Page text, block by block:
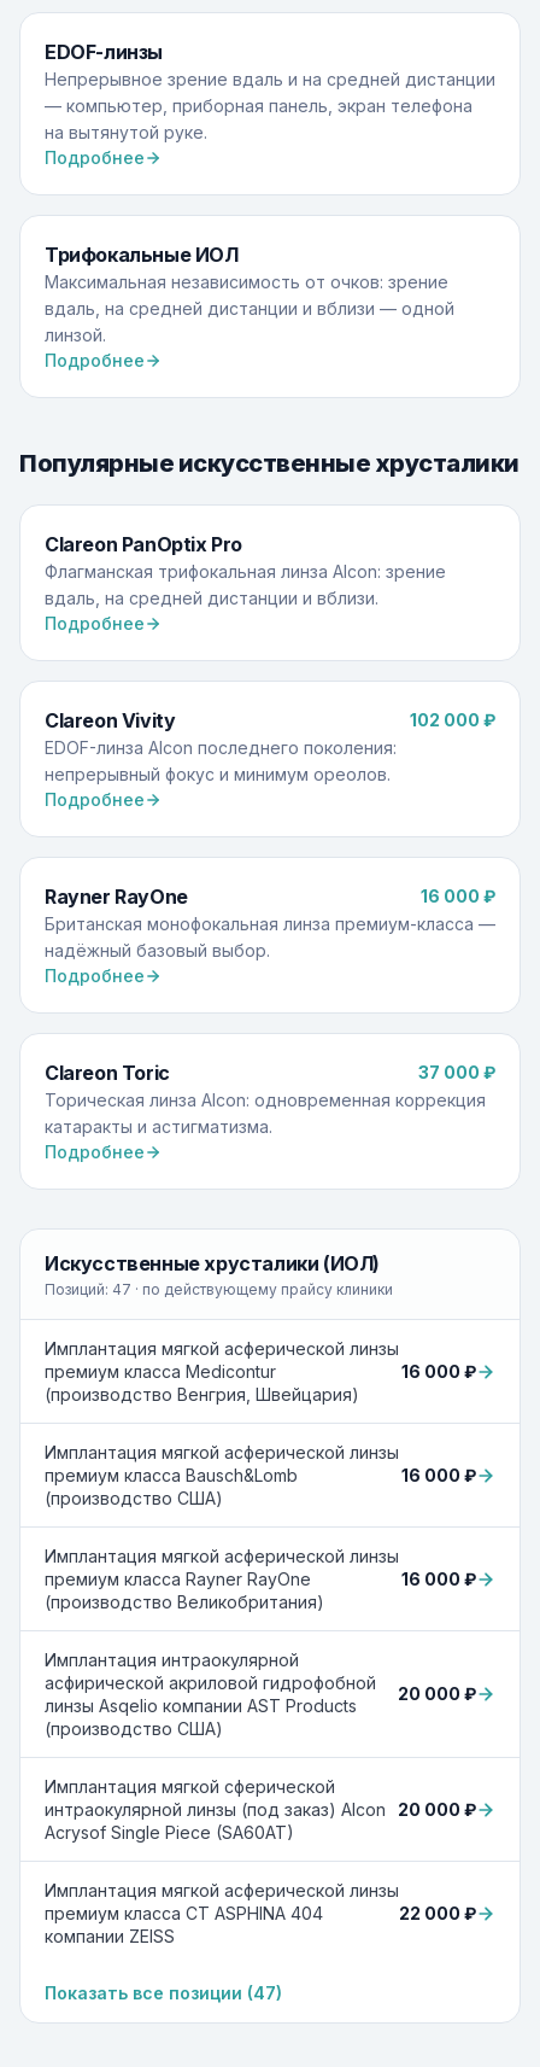
EDOF-линзы
Непрерывное зрение вдаль и на средней дистанции
— компьютер, приборная панель, экран телефона
на вытянутой руке.
Подробнее
Трифокальные ИОЛ
Максимальная независимость от очков: зрение
вдаль, на средней дистанции и вблизи — одной
линзой.
Подробнее
Популярные искусственные хрусталики
Clareon PanOptix Pro
Флагманская трифокальная линза Alcon: зрение
вдаль, на средней дистанции и вблизи.
Подробнее
Clareon Vivity
102 000 ₽
EDOF-линза Alcon последнего поколения:
непрерывный фокус и минимум ореолов.
Подробнее
Rayner RayOne
16 000 ₽
Британская монофокальная линза премиум-класса —
надёжный базовый выбор.
Подробнее
Clareon Toric
37 000 ₽
Торическая линза Alcon: одновременная коррекция
катаракты и астигматизма.
Подробнее
Искусственные хрусталики (ИОЛ)
Позиций: 47 · по действующему прайсу клиники
Имплантация мягкой асферической линзы
премиум класса Medicontur
(производство Венгрия, Швейцария)
16 000 ₽
Имплантация мягкой асферической линзы
премиум класса Bausсh&Lomb
(производство США)
16 000 ₽
Имплантация мягкой асферической линзы
премиум класса Rayner RayOne
(производство Великобритания)
16 000 ₽
Имплантация интраокулярной
асфирической акриловой гидрофобной
линзы Asqelio компании AST Products
(производство США)
20 000 ₽
Имплантация мягкой сферической
интраокулярной линзы (под заказ) Alcon
Acrysof Single Piece (SA60AT)
20 000 ₽
Имплантация мягкой асферической линзы
премиум класса CT ASPHINA 404
компании ZEISS
22 000 ₽
Показать все позиции (47)